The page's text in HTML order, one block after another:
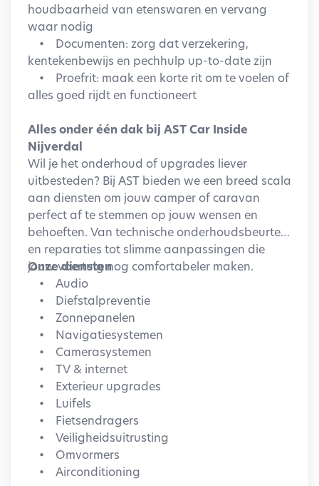
houdbaarheid van etenswaren en vervang
waar nodig
• Documenten: zorg dat verzekering,
kentekenbewijs en pechhulp up-to-date zijn
• Proefrit: maak een korte rit om te voelen of
alles goed rijdt en functioneert
Alles onder één dak bij AST Car Inside
Nijverdal
Wil je het onderhoud of upgrades liever
uitbesteden? Bij AST bieden we een breed scala
aan diensten om jouw camper of caravan
perfect af te stemmen op jouw wensen en
behoeften. Van technische onderhoudsbeurten
en reparaties tot slimme aanpassingen die
jouw voertuig nog comfortabeler maken.
Onze diensten
• Audio
• Diefstalpreventie
• Zonnepanelen
• Navigatiesystemen
• Camerasystemen
• TV & internet
• Exterieur upgrades
• Luifels
• Fietsendragers
• Veiligheidsuitrusting
• Omvormers
• Airconditioning